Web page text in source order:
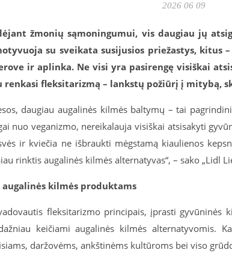
2026 06 09
žmonių sąmoningumui, vis daugiau jų
su sveikata susijusios priežastys, kitus
ir aplinka. Ne visi yra pasirengę visiškai
renkasi fleksitarizmą – lankstų požiūrį į mitybą,
daugiau augalinės kilmės baltymų – tai
nuo veganizmo, nereikalauja visiškai atsisakyti
ir kviečia ne išbraukti mėgstamą kiaulienos
rinktis augalinės kilmės alternatyvas“, – sako „Lidl
kilmės produktams
fleksitarizmo principais, įprasti gyvūninės
keičiami augalinės kilmės alternatyvomis.
daržovėms, ankštinėms kultūroms bei viso